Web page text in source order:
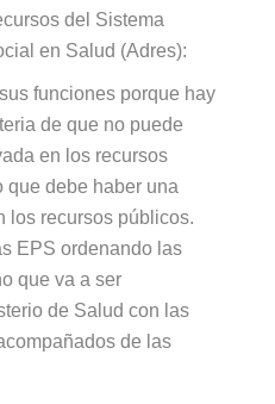
del Sistema
en Salud (Adres):
funciones porque hay
de que no puede
en los recursos
que debe haber una
los recursos públicos.
EPS ordenando las
que va a ser
de Salud con las
de las